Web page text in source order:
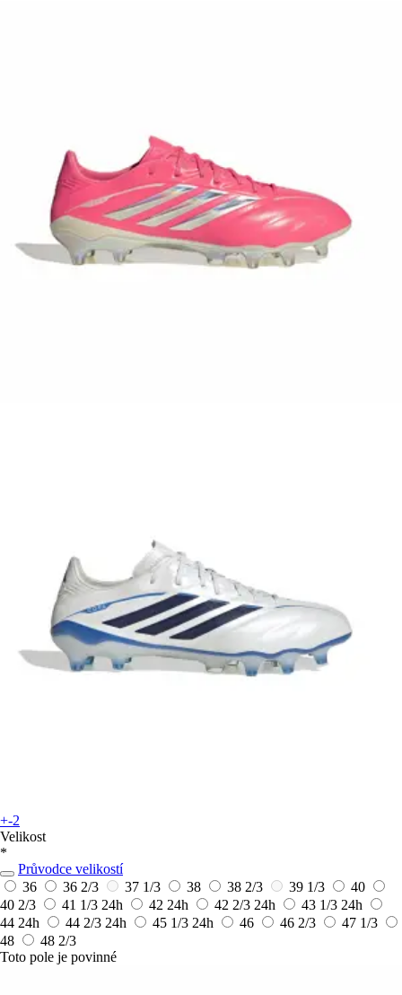
+-2
Velikost
*
Průvodce velikostí
36
36 2/3 37 1/3 38 38 2/3 39 1/3
40
40 2/3
41 1/3 24h 42 24h 42 2/3 24h 43 1/3 24h
44 24h 44 2/3 24h 45 1/3 24h 46 46 2/3
47 1/3
48
48 2/3
Toto pole je povinné